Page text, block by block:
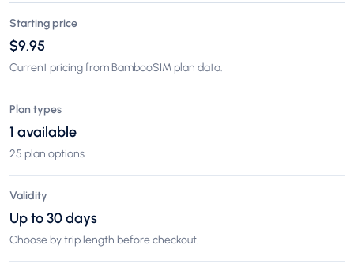
Starting price
$9.95
Current pricing from BambooSIM plan data.
Plan types
1 available
25 plan options
Validity
Up to 30 days
Choose by trip length before checkout.